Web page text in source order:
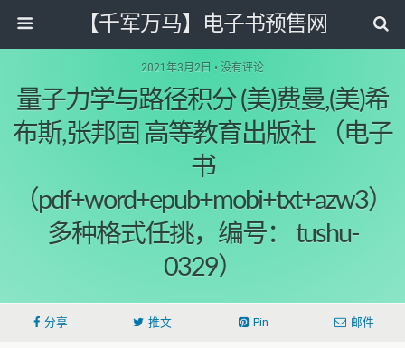
【千军万马】电子书预售网
2021年3月2日 • 没有评论
量子力学与路径积分 (美)费曼,(美)希
布斯,张邦固 高等教育出版社 （电子
书
（pdf+word+epub+mobi+txt+azw3）
多种格式任挑，编号： tushu-
0329）
分享 推文 Pin 邮件